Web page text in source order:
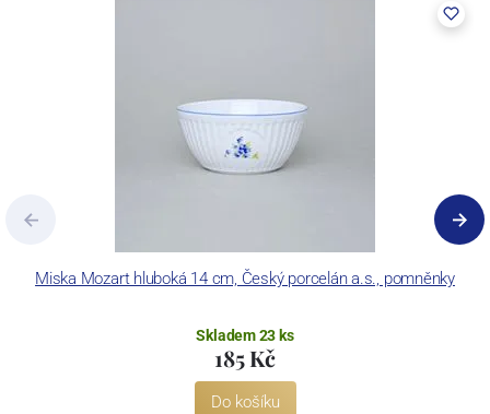
Miska Mozart hluboká 14 cm, Český porcelán a.s., pomněnky
Skladem 23 ks
185 Kč
Do košíku